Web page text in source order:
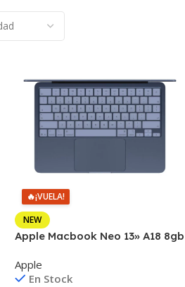
🔥¡VUELA!
NEW
Apple Macbook Neo 13» A18 8gb
Apple
En Stock